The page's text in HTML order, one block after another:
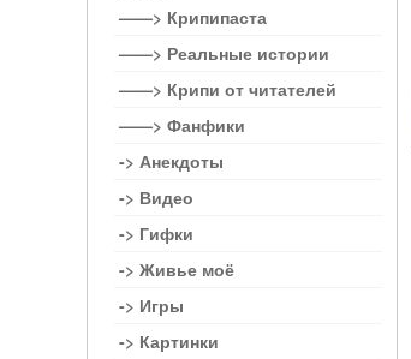
——> Крипипаста
——> Реальные истории
——> Крипи от читателей
——> Фанфики
-> Анекдоты
-> Видео
-> Гифки
-> Живье моё
-> Игры
-> Картинки